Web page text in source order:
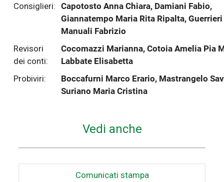
Consiglieri:
Capotosto Anna Chiara, Damiani Fabio,
Giannatempo Maria Rita Ripalta, Guerrieri
Manuali Fabrizio
Revisori
dei conti:
Cocomazzi Marianna, Cotoia Amelia Pia
Labbate Elisabetta
Probiviri:
Boccafurni Marco Erario, Mastrangelo
Suriano Maria Cristina
Vedi anche
Comunicati stampa